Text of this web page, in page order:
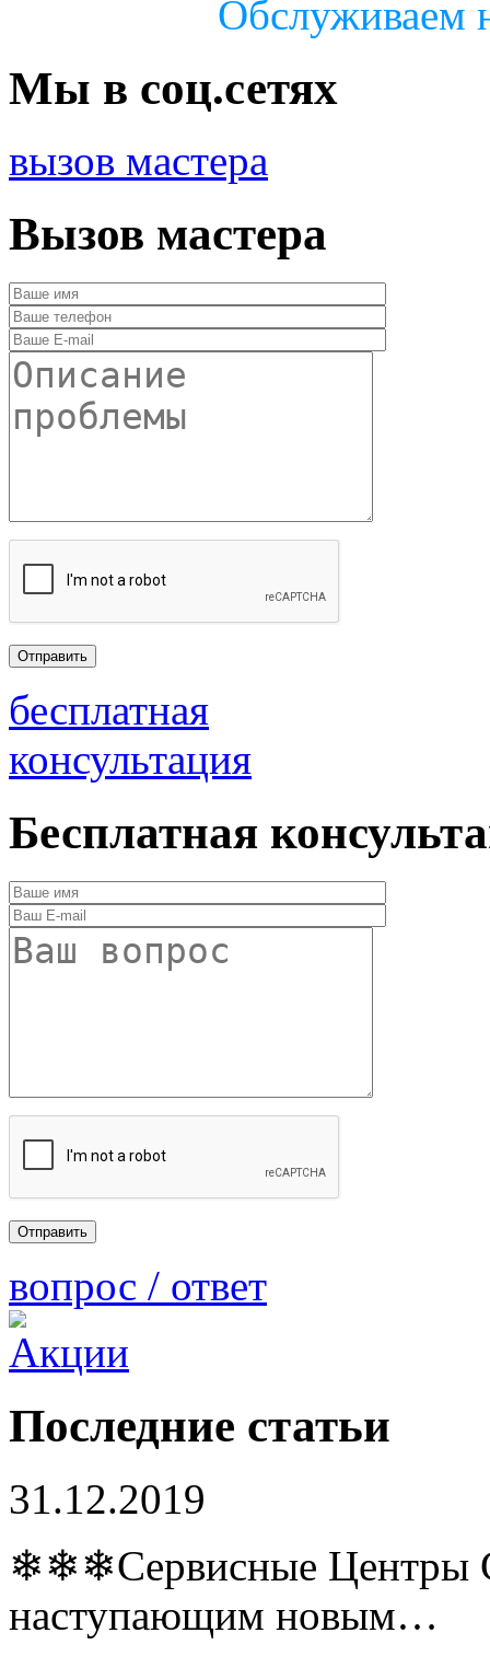
Обслуживаем
Мы в соц.сетях
вызов мастера
Вызов мастера
бесплатная
консультация
Бесплатная
вопрос / ответ
Последние статьи
31.12.2019
❄❄❄Сервисные Центры
наступающим новым…